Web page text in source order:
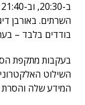
השרתים. באורבן
בודדים בלבד –
בעקבות מתקפת
השילוט
המידע שלה והסרת